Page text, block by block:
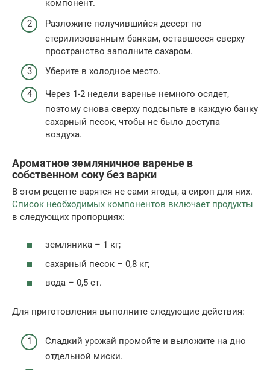
компонент.
Разложите получившийся десерт по
стерилизованным банкам, оставшееся сверху
пространство заполните сахаром.
Уберите в холодное место.
Через 1-2 недели варенье немного осядет,
поэтому снова сверху подсыпьте в каждую банку
сахарный песок, чтобы не было доступа
воздуха.
Ароматное земляничное варенье в
собственном соку без варки
В этом рецепте варятся не сами ягоды, а сироп для них.
Список необходимых компонентов включает продукты
в следующих пропорциях:
земляника – 1 кг;
сахарный песок – 0,8 кг;
вода – 0,5 ст.
Для приготовления выполните следующие действия:
Сладкий урожай промойте и выложите на дно
отдельной миски.